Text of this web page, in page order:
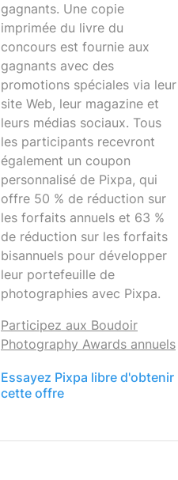
gagnants. Une copie
imprimée du livre du
concours est fournie aux
gagnants avec des
promotions spéciales via leur
site Web, leur magazine et
leurs médias sociaux. Tous
les participants recevront
également un coupon
personnalisé de Pixpa, qui
offre 50 % de réduction sur
les forfaits annuels et 63 %
de réduction sur les forfaits
bisannuels pour développer
leur portefeuille de
photographies avec Pixpa.
Participez aux Boudoir
Photography Awards annuels
Essayez Pixpa libre d'obtenir
cette offre